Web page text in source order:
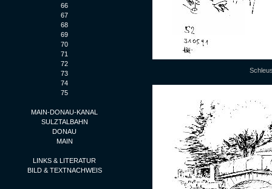
66
67
68
69
70
71
72
73
74
75
MAIN-DONAU-KANAL
SULZTALBAHN
DONAU
MAIN
LINKS & LITERATUR
BILD & TEXTNACHWEIS